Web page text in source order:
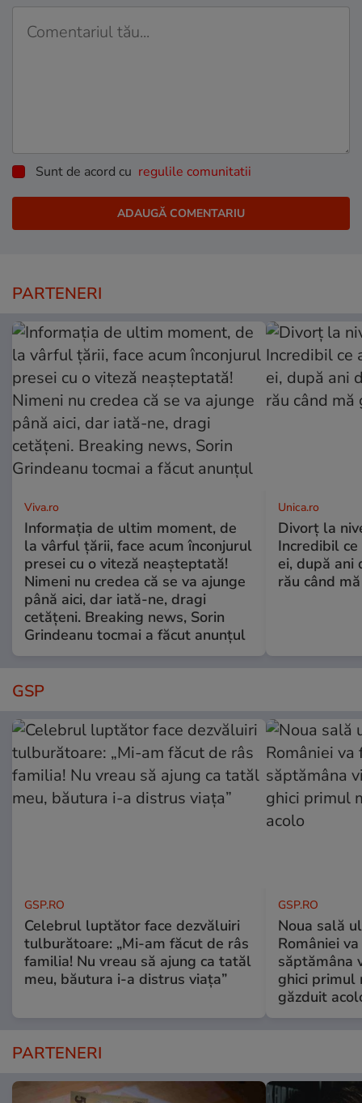
Sunt de acord cu regulile comunitatii
PARTENERI
Viva.ro
Informația de ultim moment, de
la vârful țării, face acum înconjurul
presei cu o viteză neașteptată!
Nimeni nu credea că se va ajunge
până aici, dar iată-ne, dragi
cetățeni. Breaking news, Sorin
Grindeanu tocmai a făcut anunțul
Unica.ro
Divorț la
Incredibil
ei, după ani
rău când
GSP
GSP.RO
Celebrul luptător face dezvăluiri
tulburătoare: „Mi-am făcut de râs
familia! Nu vreau să ajung ca tatăl
meu, băutura i-a distrus viața”
GSP.RO
Noua sală
României
săptămâna
ghici primul
găzduit
PARTENERI